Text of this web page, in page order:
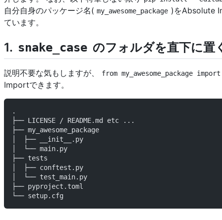
自分自身のパッケージ名( my_awesome_package )をAbsolute
ています。
1. snake_case のフォルダを直下に置
説明不要な気もしますが、 from my_awesome_package
Importできます。
.
├── LICENSE / README.md etc ...
├── my_awesome_package
│  ├── __init__.py
│  └── main.py
├── tests
│  ├── conftest.py
│  └── test_main.py
├── pyproject.toml
└── setup.cfg